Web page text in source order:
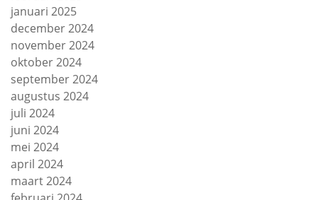
januari 2025
december 2024
november 2024
oktober 2024
september 2024
augustus 2024
juli 2024
juni 2024
mei 2024
april 2024
maart 2024